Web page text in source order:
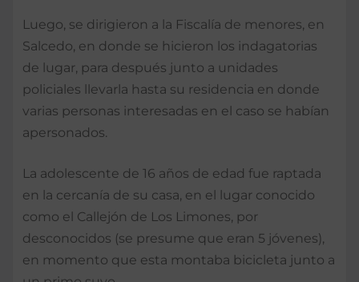
Luego, se dirigieron a la Fiscalía de menores, en
Salcedo, en donde se hicieron los indagatorias
de lugar, para después junto a unidades
policiales llevarla hasta su residencia en donde
varias personas interesadas en el caso se habían
apersonados.
La adolescente de 16 años de edad fue raptada
en la cercanía de su casa, en el lugar conocido
como el Callejón de Los Limones, por
desconocidos (se presume que eran 5 jóvenes),
en momento que esta montaba bicicleta junto a